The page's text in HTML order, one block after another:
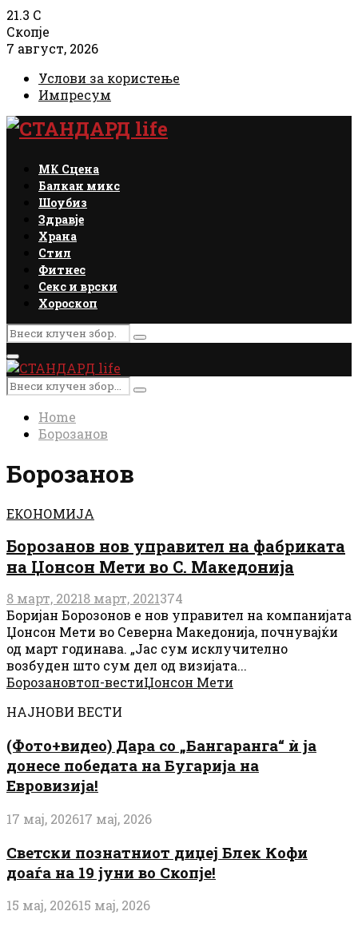
21.3 C
Скопје
7 август, 2026
Услови за користење
Импресум
Facebook
Instagram
Email
Rss
МК Сцена
Балкан микс
Шоубиз
Здравје
Храна
Стил
Фитнес
Секс и врски
Хороскоп
Search
for:
Search
Primary
Menu
Search
for:
Search
Home
Борозанов
Борозанов
ЕКОНОМИЈА
Борозанов нов управител на фабриката
на Џонсон Мети во С. Македонија
8 март, 20218 март, 2021374
Боријан Борозонов е нов управител на компанијата
Џонсон Мети во Северна Македонија, почнувајќи
од март годинава. „Јас сум исклучително
возбуден што сум дел од визијата...
Борозановтоп-вестиЏонсон Мети
НАЈНОВИ ВЕСТИ
(Фото+видео) Дара со „Бангаранга“ ѝ ја
донесе победата на Бугарија на
Евровизија!
17 мај, 202617 мај, 2026
Светски познатниот диџеј Блек Кофи
доаѓа на 19 јуни во Скопје!
15 мај, 202615 мај, 2026